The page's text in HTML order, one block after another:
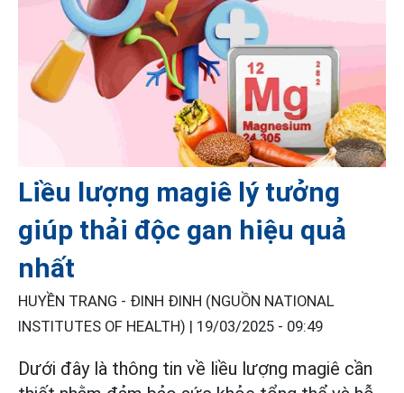
Liều lượng magiê lý tưởng
giúp thải độc gan hiệu quả
nhất
HUYỀN TRANG - ĐINH ĐINH (NGUỒN NATIONAL
INSTITUTES OF HEALTH) | 19/03/2025 - 09:49
Dưới đây là thông tin về liều lượng magiê cần